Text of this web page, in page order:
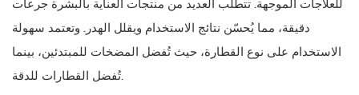
للعلاجات الموجهة. تتطلب العديد من منتجات العناية بالبشرة جرعات
دقيقة، مما يُحسّن نتائج الاستخدام ويقلل الهدر. وتعتمد سهولة
الاستخدام على نوع القطارة، حيث تُفضل المضخات للمبتدئين، بينما
تُفضل القطارات للدقة.